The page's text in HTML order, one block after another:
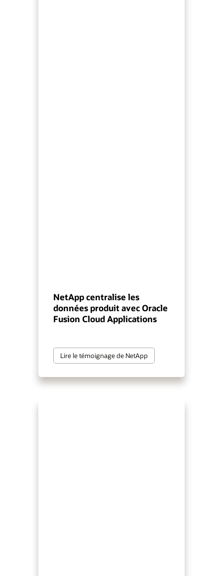
NetApp centralise les
données produit avec Oracle
Fusion Cloud Applications
Lire le témoignage de NetApp